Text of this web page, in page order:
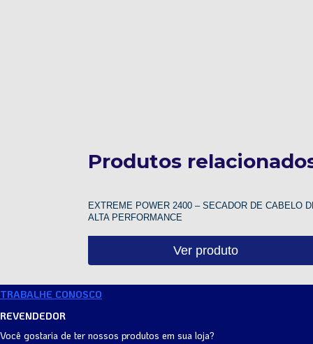
Produtos
EXTREME POWER 2400 – SECADOR DE CABELO
ALTA PERFORMANCE
Ver produto
TRABALHE CONOSCO
REVENDEDOR
Você gostaria de ter nossos produtos em sua loja?